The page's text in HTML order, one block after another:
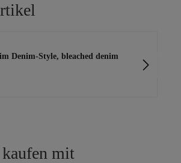
Denim-Style, bleached denim
mit